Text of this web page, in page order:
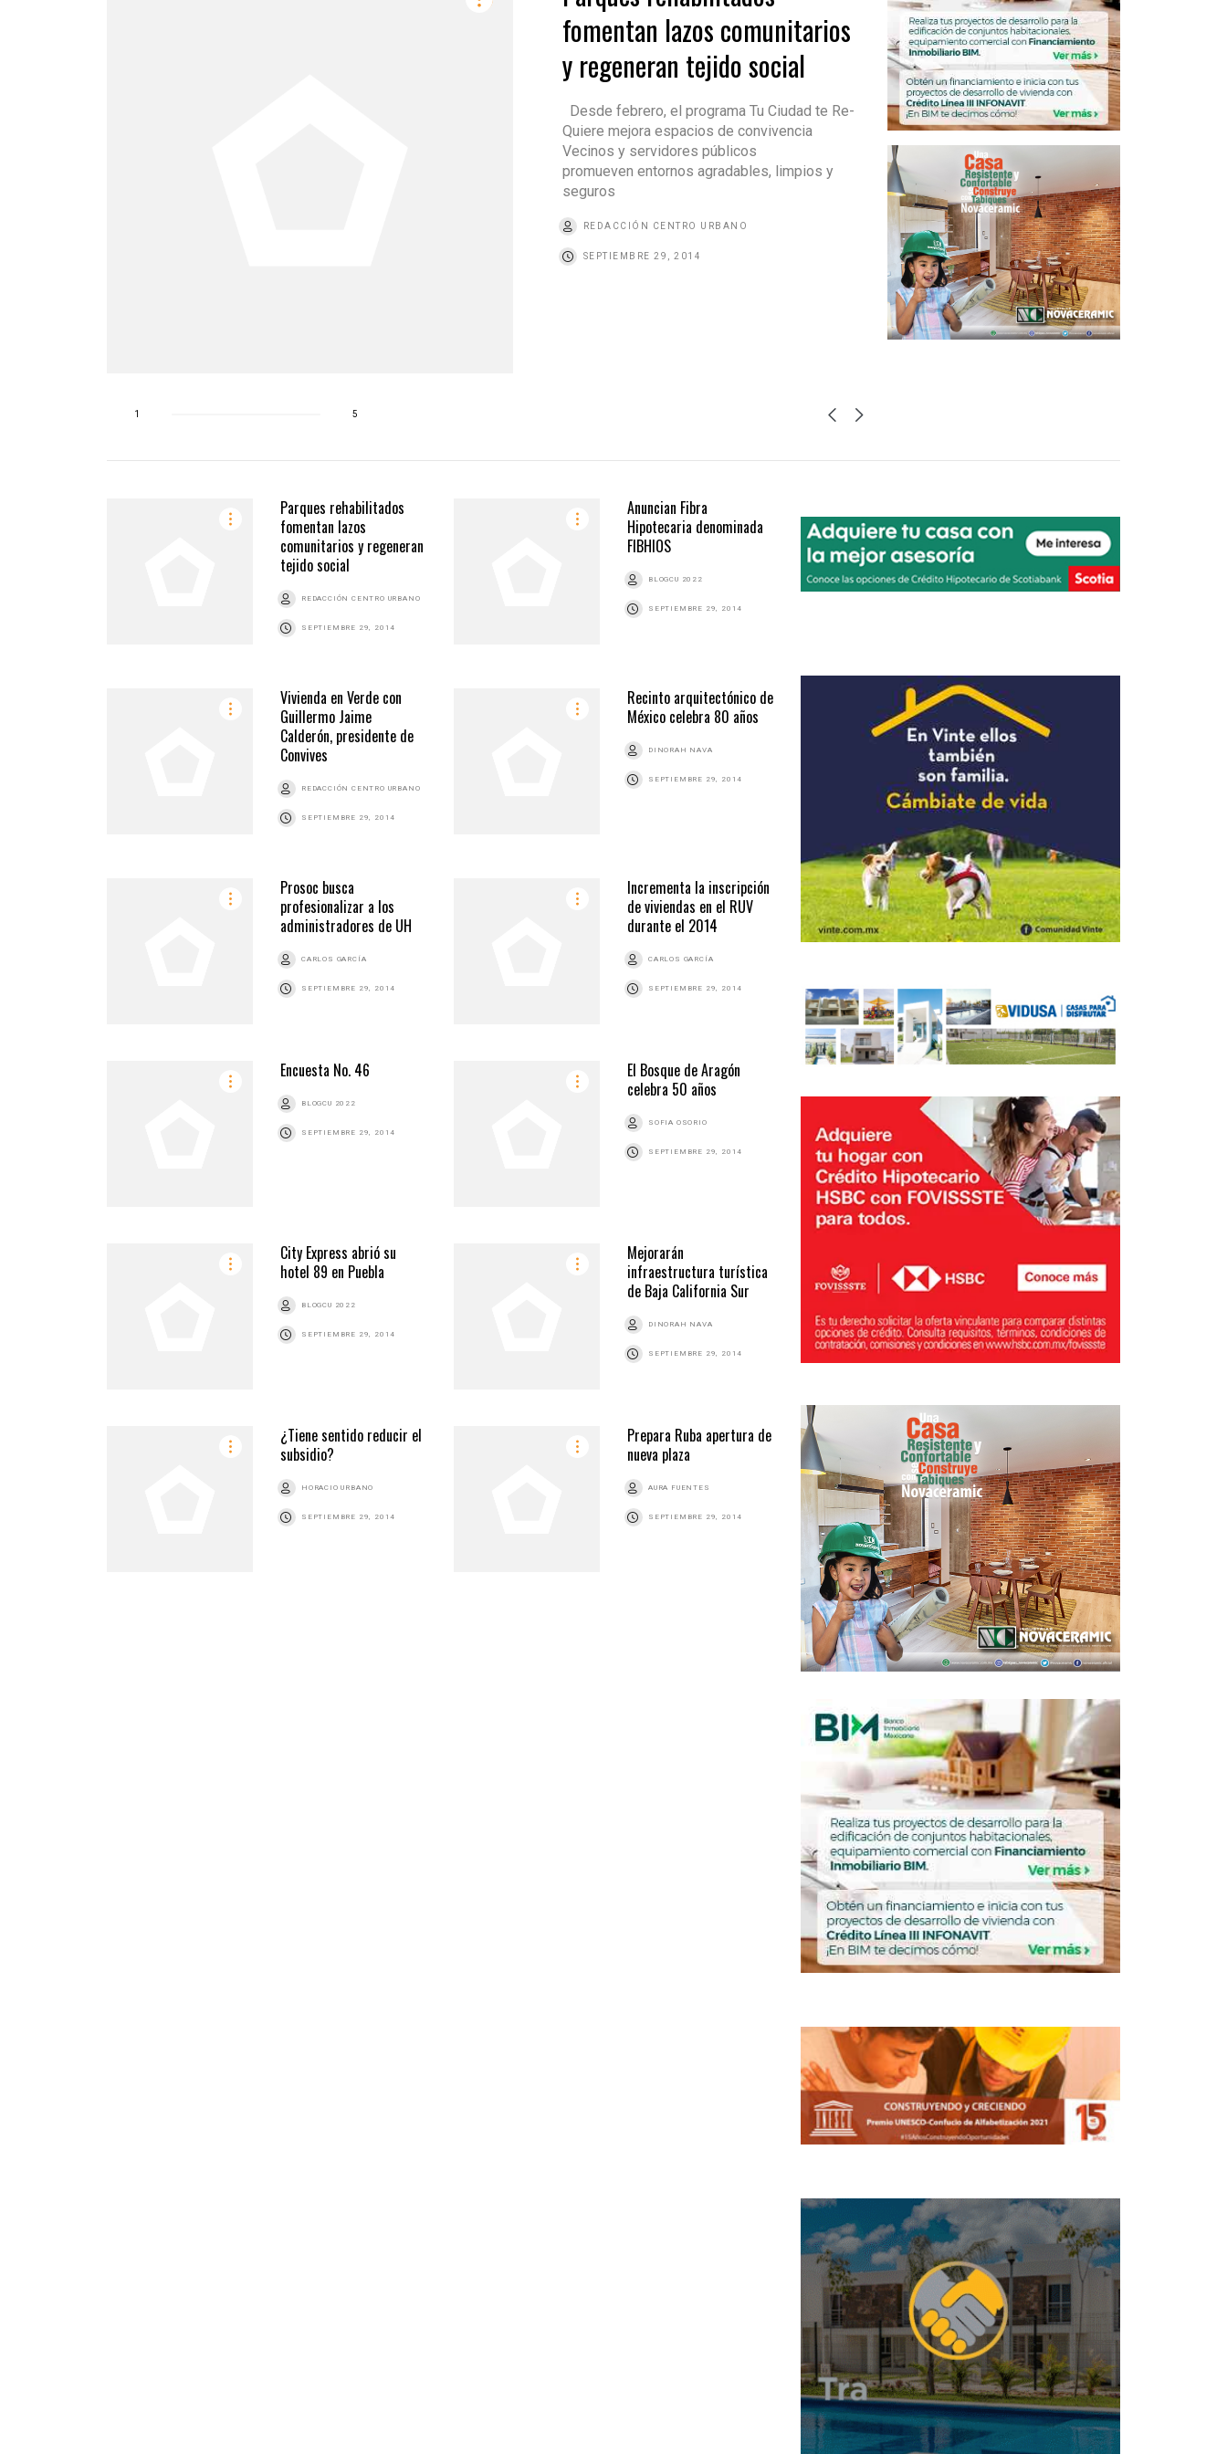
fomentan lazos comunitarios
y regeneran tejido social
Desde febrero, el programa Tu Ciudad te Re-
Quiere mejora espacios de convivencia
Vecinos y servidores públicos
promueven entornos agradables, limpios y
seguros
REDACCIÓN CENTRO URBANO
SEPTIEMBRE 29, 2014
1 5
Parques rehabilitados
fomentan lazos
comunitarios y regeneran
tejido social
REDACCIÓN CENTRO URBANO
SEPTIEMBRE 29, 2014
Anuncian Fibra
Hipotecaria denominada
FIBHIOS
BLOGCU 2022
SEPTIEMBRE 29, 2014
Vivienda en Verde con
Guillermo Jaime
Calderón, presidente de
Convives
REDACCIÓN CENTRO URBANO
SEPTIEMBRE 29, 2014
Recinto arquitectónico de
México celebra 80 años
DINORAH NAVA
SEPTIEMBRE 29, 2014
Prosoc busca
profesionalizar a los
administradores de UH
CARLOS GARCÍA
SEPTIEMBRE 29, 2014
Incrementa la inscripción
de viviendas en el RUV
durante el 2014
CARLOS GARCÍA
SEPTIEMBRE 29, 2014
Encuesta No. 46
BLOGCU 2022
SEPTIEMBRE 29, 2014
El Bosque de Aragón
celebra 50 años
SOFIA OSORIO
SEPTIEMBRE 29, 2014
City Express abrió su
hotel 89 en Puebla
BLOGCU 2022
SEPTIEMBRE 29, 2014
Mejorarán
infraestructura turística
de Baja California Sur
DINORAH NAVA
SEPTIEMBRE 29, 2014
¿Tiene sentido reducir el
subsidio?
HORACIO URBANO
SEPTIEMBRE 29, 2014
Prepara Ruba apertura de
nueva plaza
AURA FUENTES
SEPTIEMBRE 29, 2014